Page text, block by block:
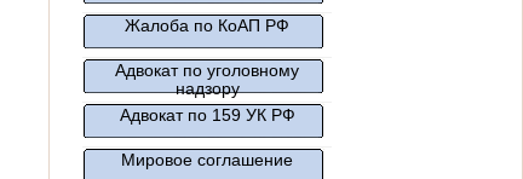
Жалоба по КоАП РФ
Адвокат по уголовному
надзору
Адвокат по 159 УК РФ
Мировое соглашение